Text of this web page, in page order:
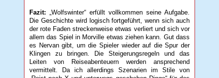
Fazit: „Wolfswinter“ erfüllt vollkommen seine Aufgabe.
Die Geschichte wird logisch fortgeführt, wenn sich auch
der rote Faden streckenweise etwas verliert und sich vor
allem das Spiel in Morville etwas ziehen kann. Gut dass
es Nervan gibt, um die Spieler wieder auf die Spur der
Klingen zu bringen. Die Steigerungsregeln und das
Leiten von Reiseabenteuern werden ansprechend
vermittelt. Da ich allerdings Szenarien im Stile von